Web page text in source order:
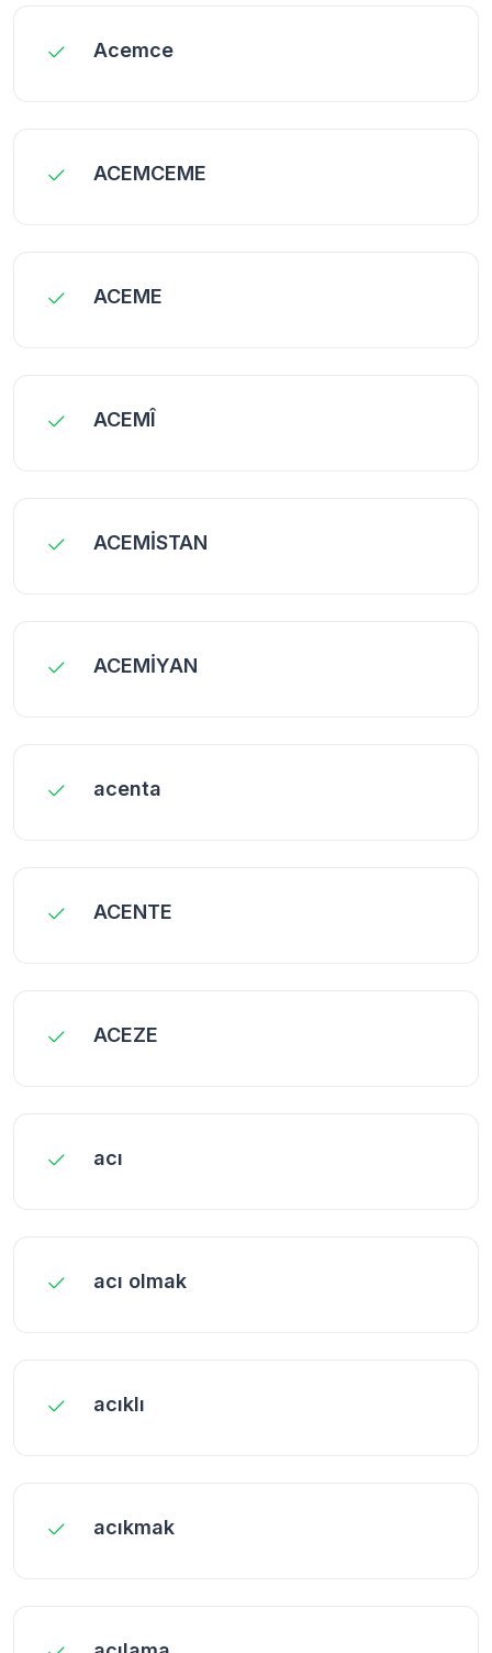
Acemce
ACEMCEME
ACEME
ACEMÎ
ACEMİSTAN
ACEMİYAN
acenta
ACENTE
ACEZE
acı
acı olmak
acıklı
acıkmak